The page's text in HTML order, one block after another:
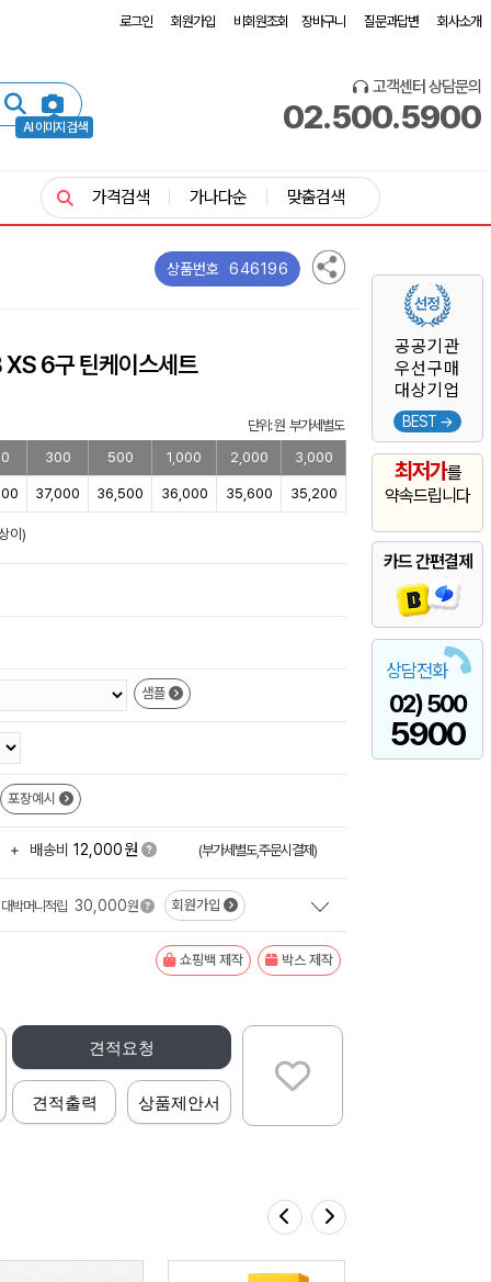
로그인 회원가입 비회원조회 장바구니 질문과답변 회사소개
AI 이미지 검색
고객센터 상담문의
02.500.5900
공공기관
우선구매
대상기업
BEST →
최저가를
약속드립니다
카드 간편결제
상담전화
02) 500
5900
가격검색 가나다순 맞춤검색
상품번호 646196
XS 6구 틴케이스세트
단위: 원 부가세별도
300 500 1,000 2,000 3,000
37,000 36,500 36,000 35,600 35,200
이)
샘플
포장예시
+ 배송비 12,000원 (부가세별도,주문시결제)
대박머니적립 30,000원 회원가입
쇼핑백 제작 박스 제작
견적요청
견적출력 상품제안서